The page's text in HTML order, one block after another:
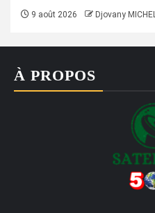
9 août 2026 Djovany MICHEL
À PROPOS